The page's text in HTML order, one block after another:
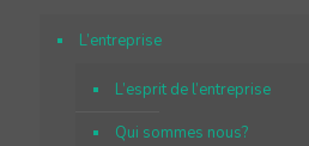
L’entreprise
L’esprit de l’entreprise
Qui sommes nous?